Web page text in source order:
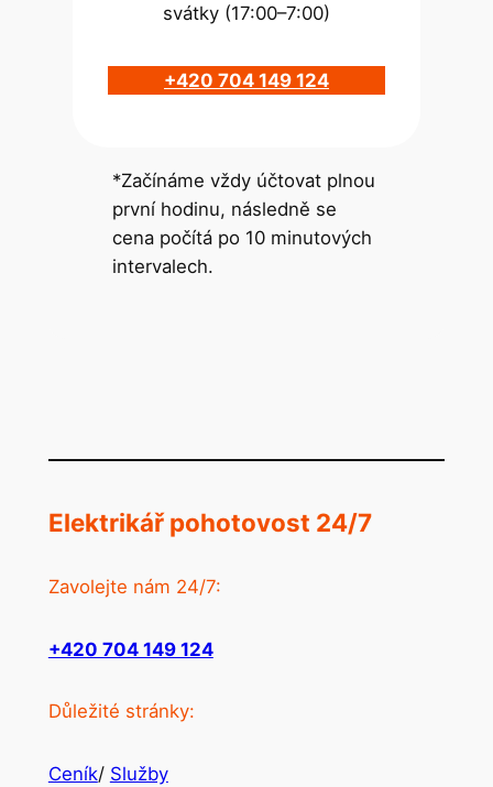
svátky (17:00–7:00)
+420 704 149 124
*Začínáme vždy účtovat plnou
první hodinu, následně se
cena počítá po 10 minutových
intervalech.
Elektrikář pohotovost 24/7
Zavolejte nám 24/7:
+420 704 149 124
Důležité stránky:
Ceník/ Služby